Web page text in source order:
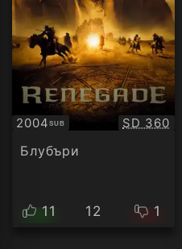
2004SUB
Субтитри Качество:
SD 360
Блубъри
11 12 1